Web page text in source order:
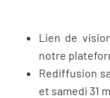
Lien de
notre
Rediffusion
et samedi 31